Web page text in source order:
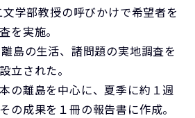
学部教授の呼びかけで希望者を
を実施。
島の生活、諸問題の実地調査を
立された。
の離島を中心に、夏季に約１週
の成果を１冊の報告書に作成。